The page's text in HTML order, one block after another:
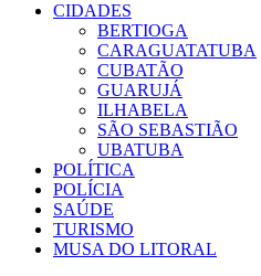
CIDADES
BERTIOGA
CARAGUATATUBA
CUBATÃO
GUARUJÁ
ILHABELA
SÃO SEBASTIÃO
UBATUBA
POLÍTICA
POLÍCIA
SAÚDE
TURISMO
MUSA DO LITORAL